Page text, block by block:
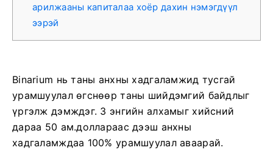
арилжааны капиталаа хоёр дахин нэмэгдүүл
ээрэй
Binarium нь таны анхны хадгаламжид тусгай
урамшуулал өгснөөр таны шийдэмгий байдлыг
үргэлж дэмждэг. 3 энгийн алхамыг хийсний
дараа 50 ам.доллараас дээш анхны
хадгаламждаа 100% урамшуулал аваарай.